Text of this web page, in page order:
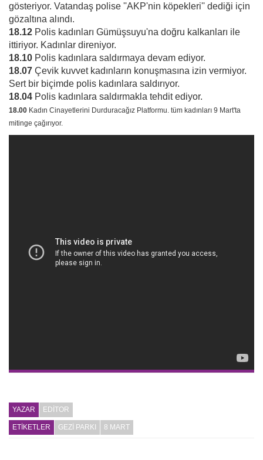
gösteriyor. Vatandaş polise ''AKP'nin köpekleri'' dediği için
gözaltına alındı.
18.12 Polis kadınları Gümüşsuyu'na doğru kalkanları ile
ittiriyor. Kadınlar direniyor.
18.10 Polis kadınlara saldırmaya devam ediyor.
18.07 Çevik kuvvet kadınların konuşmasına izin vermiyor.
Sert bir biçimde polis kadınlara saldırıyor.
18.04 Polis kadınlara saldırmakla tehdit ediyor.
18.00 Kadın Cinayetlerini Durduracağız Platformu. tüm kadınları 9 Mart'ta
mitinge çağırıyor.
YAZAR EDITOR
ETİKETLER GEZI PARKI 8 MART